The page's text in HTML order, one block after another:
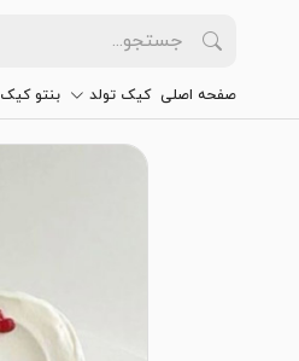
صفحه اصلی کیک تولد بنتو کیک